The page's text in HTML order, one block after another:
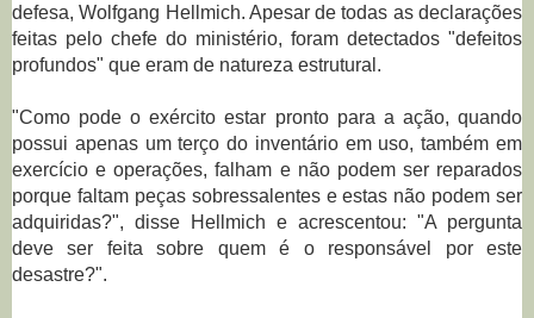
defesa, Wolfgang Hellmich. Apesar de todas as declarações
feitas pelo chefe do ministério, foram detectados "defeitos
profundos" que eram de natureza estrutural.
"Como pode o exército estar pronto para a ação, quando
possui apenas um terço do inventário em uso, também em
exercício e operações, falham e não podem ser reparados
porque faltam peças sobressalentes e estas não podem ser
adquiridas?", disse Hellmich e acrescentou: "A pergunta
deve ser feita sobre quem é o responsável por este
desastre?".